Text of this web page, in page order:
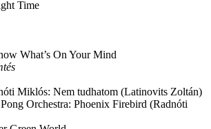
Time
What’s On Your Mind
Miklós: Nem tudhatom (Latinovits Zoltán)
Orchestra: Phoenix Firebird (Radnóti